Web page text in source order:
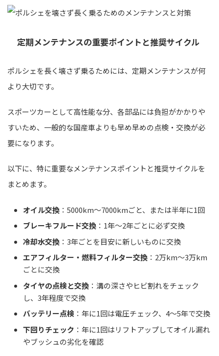
定期メンテナンスの重要ポイントと推奨サイクル
ポルシェを長く壊さず乗るためには、定期メンテナンスが何
より大切です。
スポーツカーとして高性能な分、各部品には負担がかかりや
すいため、一般的な国産車よりも早め早めの点検・交換が必
要になります。
以下に、特に重要なメンテナンスポイントと推奨サイクルを
まとめます。
オイル交換 ：5000km～7000kmごと、または半年に1回
ブレーキフルード交換 ：1年～2年ごとに必ず交換
冷却水交換 ：3年ごとを目安に新しいものに交換
エアフィルター・燃料フィルター交換 ：2万km～3万km
ごとに交換
タイヤの点検と交換 ：溝の深さやヒビ割れをチェック
し、3年程度で交換
バッテリー点検 ：年に1回は電圧チェック、4～5年で交換
下回りチェック ：年に1回はリフトアップしてオイル漏れ
やブッシュの劣化を確認